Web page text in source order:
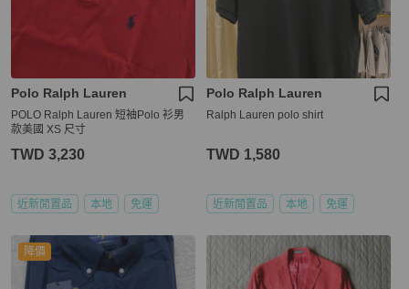
Polo Ralph Lauren
POLO Ralph Lauren 短袖Polo 衫男
款美國 XS 尺寸
TWD 3,230
近新閒置品 本地 免運
Polo Ralph Lauren
Ralph Lauren polo shirt
TWD 1,580
近新閒置品 本地 免運
降價